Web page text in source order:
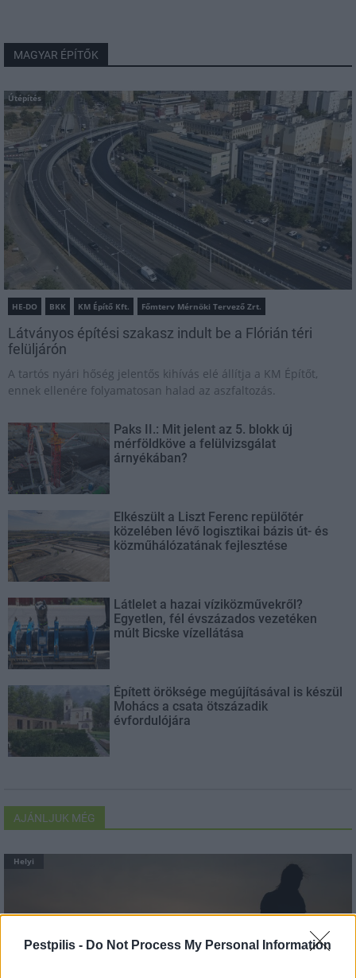
Pestpilis - Do Not Process My Personal Information
MAGYAR ÉPÍTŐK
Útépítés
HE-DO BKK KM Építő Kft. Főmterv Mérnöki Tervező Zrt.
Látványos építési szakasz indult be a Flórián téri
felüljárón
A tartós nyári hőség jelentős kihívás elé állítja a KM Építőt,
ennek ellenére folyamatosan halad az aszfaltozás.
Paks II.: Mit jelent az 5. blokk új
mérföldköve a felülvizsgálat
árnyékában?
Elkészült a Liszt Ferenc repülőtér
közelében lévő logisztikai bázis út- és
közműhálózatának fejlesztése
Látlelet a hazai víziközművekről?
Egyetlen, fél évszázados vezetéken
múlt Bicske vízellátása
Épített öröksége megújításával is készül
Mohács a csata ötszázadik
évfordulójára
AJÁNLJUK MÉG
Helyi